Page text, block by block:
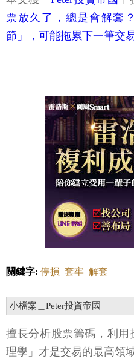
票放久了，總是會解套
節」，可能拖累下一筆交
關鍵字: 停損 套牢 解套
小檔案＿Peter投資帝國
擅長分析股票籌碼，利
理學」才是交易的最高領